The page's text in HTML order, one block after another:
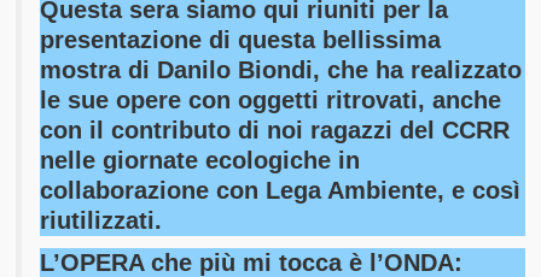
Questa sera siamo qui riuniti per la
presentazione di questa bellissima
mostra di Danilo Biondi, che ha realizzato
le sue opere con oggetti ritrovati, anche
con il contributo di noi ragazzi del CCRR
nelle giornate ecologiche in
collaborazione con Lega Ambiente, e così
riutilizzati.
L’OPERA che più mi tocca è l’ONDA: